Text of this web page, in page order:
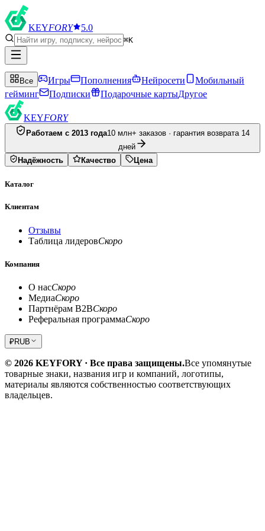
KEYFORY 5.0
⌘K
Все Игры Пополнения Нейросети
Мобильный
гейминг
Подписки Подарочные картыДругое
KEYFORY
Работаем с 2013 года10 млн+ заказов · гарантия возврата 14
дней
Надёжность
Качество Цена
Каталог
Клиентам
Отзывы
Таблица лидеровСкоро
Компания
О насСкоро
МедиаСкоро
Партнёрам B2BСкоро
Реферальная программаСкоро
₽RUB
© 2026 KEYFORY · Все права защищены.Все упомянутые
товарные знаки, названия игр и компаний, логотипы,
материалы являются собственностью соответствующих
владельцев.